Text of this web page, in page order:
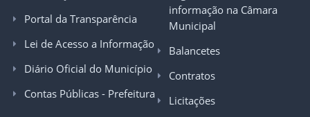
Portal da Transparência
Lei de Acesso a Informação
Diário Oficial do Município
Contas Públicas - Prefeitura
informação na Câmara
Municipal
Balancetes
Contratos
Licitações